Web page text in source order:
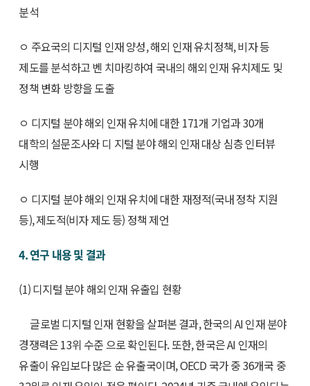
분석
ㅇ 주요국의 디지털 인재 양성, 해외 인재 유치정책, 비자 등
제도를 분석하고 벤 치마킹하여 국내의 해외 인재 유치제도 및
정책 변화 방향을 도출
ㅇ 디지털 분야 해외 인재 유치에 대한 171개 기업과 30개
대학의 설문조사와 디 지털 분야 해외 인재 대상 심층 인터뷰
시행
ㅇ 디지털 분야 해외 인재 유치에 대한 재정적(국내 정착 지원
등), 제도적(비자 제도 등) 정책 제언
4. 연구 내용 및 결과
(1) 디지털 분야 해외 인재 유출입 현황
글로벌 디지털 인재 현황을 살펴본 결과, 한국의 AI 인재 분야
경쟁력은 13위 수준 으로 확인된다. 또한, 한국은 AI 인재의
유출이 유입보다 많은 순 유출국이며, OECD 국가 중 36개국 중